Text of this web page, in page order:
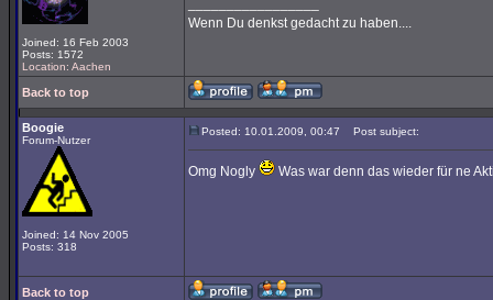
Joined: 16 Feb 2003
Posts: 1572
Location: Aachen
Wenn Du denkst gedacht zu haben....
Back to top
Boogie
Forum-Nutzer
Joined: 14 Nov 2005
Posts: 318
Posted: 10.01.2009, 00:47 Post subject:
Omg Nogly Was war denn das wieder für ne
Back to top